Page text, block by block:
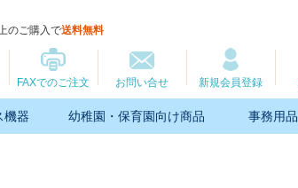
のご購入で送料無料
FAXでのご注文 お問い合せ 新規会員登録
機器 幼稚園・保育園向け商品 事務用品